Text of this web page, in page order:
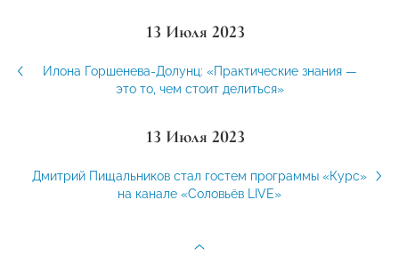
13 Июля 2023
Илона Горшенева-Долунц: «Практические знания —
это то, чем стоит делиться»
13 Июля 2023
Дмитрий Пищальников стал гостем программы «Курс»
на канале «Соловьёв LIVE»